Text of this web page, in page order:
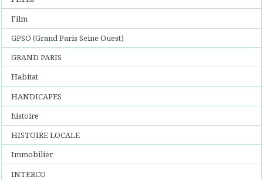
Film
GPSO (Grand Paris Seine Ouest)
GRAND PARIS
Habitat
HANDICAPES
histoire
HISTOIRE LOCALE
Immobilier
INTERCO